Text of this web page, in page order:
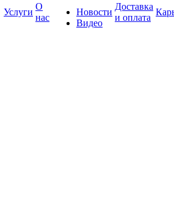
Услуги
О
нас
Новости
Видео
Доставка
и оплата